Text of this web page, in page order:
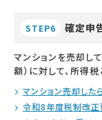
STEP6 確定申
マンションを売却し
額）に対して、所得
マンション売却し
令和8年度税制改正